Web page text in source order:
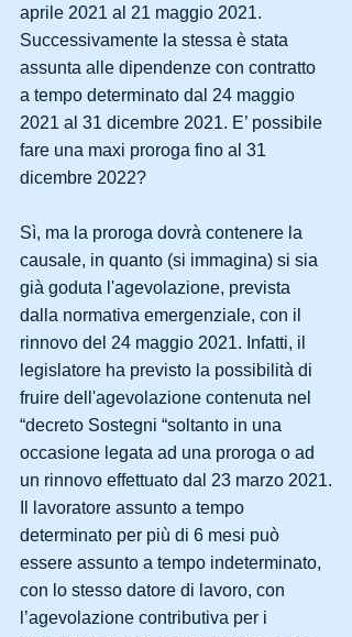
aprile 2021 al 21 maggio 2021.
Successivamente la stessa è stata
assunta alle dipendenze con contratto
a tempo determinato dal 24 maggio
2021 al 31 dicembre 2021. E’ possibile
fare una maxi proroga fino al 31
dicembre 2022?
Sì, ma la proroga dovrà contenere la
causale, in quanto (si immagina) si sia
già goduta l'agevolazione, prevista
dalla normativa emergenziale, con il
rinnovo del 24 maggio 2021. Infatti, il
legislatore ha previsto la possibilità di
fruire dell'agevolazione contenuta nel
“decreto Sostegni “soltanto in una
occasione legata ad una proroga o ad
un rinnovo effettuato dal 23 marzo 2021.
Il lavoratore assunto a tempo
determinato per più di 6 mesi può
essere assunto a tempo indeterminato,
con lo stesso datore di lavoro, con
l’agevolazione contributiva per i